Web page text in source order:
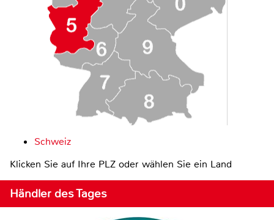
Schweiz
Klicken Sie auf Ihre PLZ oder wählen Sie ein Land
Händler des Tages